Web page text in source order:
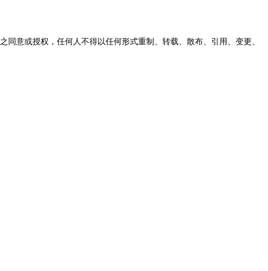
同意或授权，任何人不得以任何形式重制、转载、散布、引用、变更、